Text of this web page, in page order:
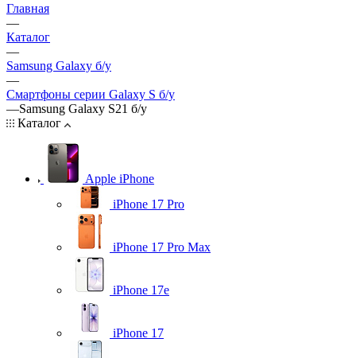
Главная
—
Каталог
—
Samsung Galaxy б/у
—
Смартфоны серии Galaxy S б/у
—Samsung Galaxy S21 б/у
Каталог
Apple iPhone
iPhone 17 Pro
iPhone 17 Pro Max
iPhone 17e
iPhone 17